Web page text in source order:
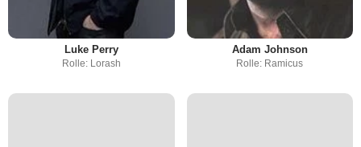
Luke Perry
Rolle: Lorash
Adam Johnson
Rolle: Ramicus